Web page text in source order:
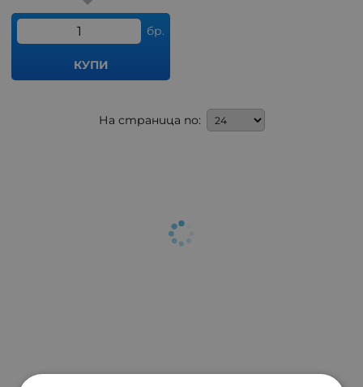
бр.
КУПИ
На страница по: